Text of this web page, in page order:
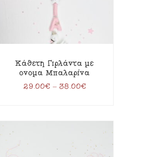
Κάθετη Γιρλάντα με
όνομα Μπαλαρίνα
29.00€ – 38.00€